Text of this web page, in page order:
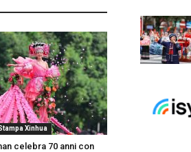
Xinhua
celebra 70 anni con